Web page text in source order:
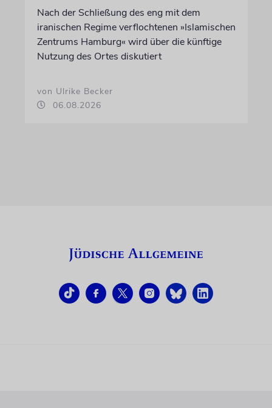
Nach der Schließung des eng mit dem
iranischen Regime verflochtenen »Islamischen
Zentrums Hamburg« wird über die künftige
Nutzung des Ortes diskutiert
von Ulrike Becker
06.08.2026